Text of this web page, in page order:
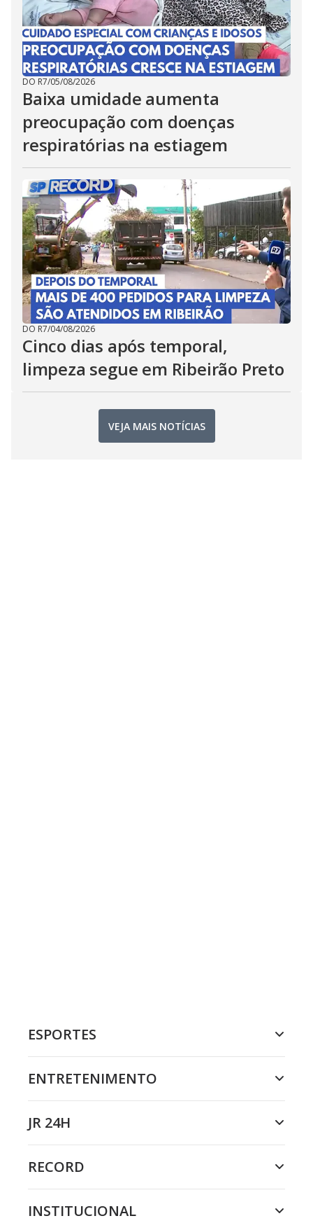
DO R7/05/08/2026
Baixa umidade aumenta
preocupação com doenças
respiratórias na estiagem
DO R7/04/08/2026
Cinco dias após temporal,
limpeza segue em Ribeirão Preto
VEJA MAIS NOTÍCIAS
ESPORTES
ENTRETENIMENTO
JR 24H
RECORD
INSTITUCIONAL